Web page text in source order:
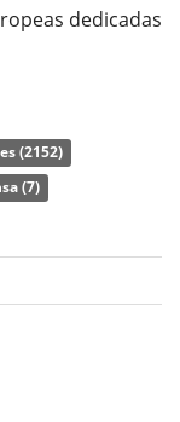
dedicadas
Defense
sigue el índice
replica la
Los
(2152)
(7)